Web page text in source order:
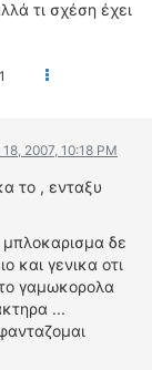
τι σχέση έχει
1
18, 2007, 10:18 PM
το , ενταξυ
δε
και γενικα οτι
γαμωκορολα
...